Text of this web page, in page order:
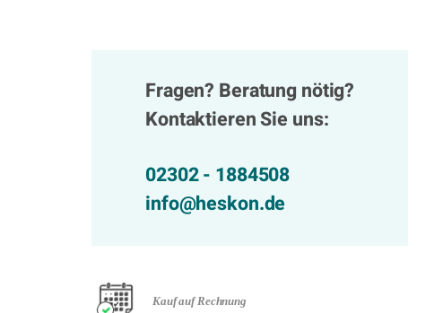
Fragen? Beratung nötig?
Kontaktieren Sie uns:
02302 - 1884508
info@heskon.de
Kauf auf Rechnung